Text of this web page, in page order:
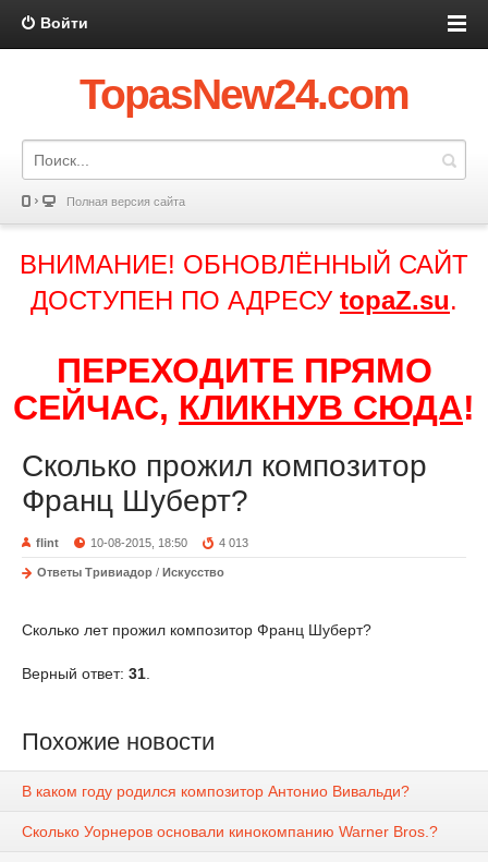
Войти
TopasNew24.com
Полная версия сайта
ВНИМАНИЕ! ОБНОВЛЁННЫЙ САЙТ
ДОСТУПЕН ПО АДРЕСУ topaZ.su.
ПЕРЕХОДИТЕ ПРЯМО
СЕЙЧАС, КЛИКНУВ СЮДА!
Сколько прожил композитор
Франц Шуберт?
flint 10-08-2015, 18:50 4 013
Ответы Тривиадор / Искусство
Сколько лет прожил композитор Франц Шуберт?
Верный ответ: 31
Похожие новости
В каком году родился композитор Антонио Вивальди?
Сколько Уорнеров основали кинокомпанию Warner Bros.?